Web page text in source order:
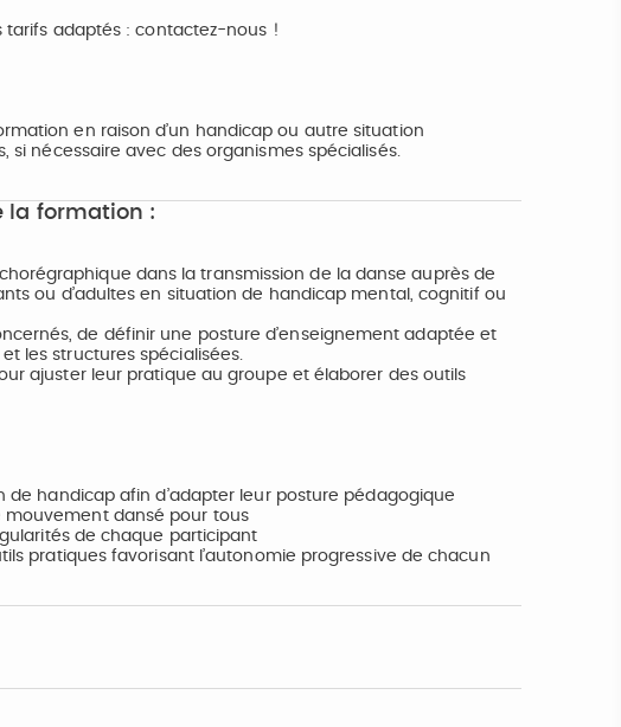
tarifs adaptés : contactez-nous !
en raison d’un handicap ou autre situation
si nécessaire avec des organismes spécialisés.
la formation :
dans la transmission de la danse auprès de
ou d’adultes en situation de handicap mental, cognitif ou
de définir une posture d’enseignement adaptée et
les structures spécialisées.
ajuster leur pratique au groupe et élaborer des outils
handicap afin d’adapter leur posture pédagogique
dansé pour tous
de chaque participant
pratiques favorisant l’autonomie progressive de chacun